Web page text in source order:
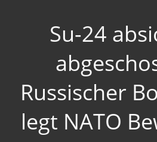
Su-24
Russischer
legt NATO